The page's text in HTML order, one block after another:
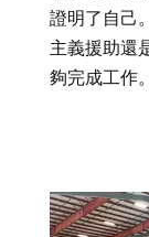
證明了自己
主義援助還
夠完成工作。